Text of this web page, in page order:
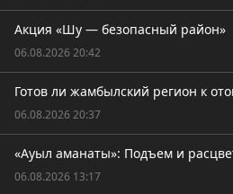
Акция «Шу — безопасный район»
06.08.2026 20:42
Готов ли жамбылский регион к
06.08.2026 20:37
«Ауыл аманаты»: Подъем и
06.08.2026 13:17